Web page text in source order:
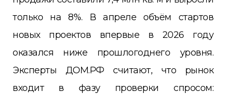
только на 8%. В апреле объём стартов
новых проектов впервые в 2026 году
оказался ниже прошлогоднего уровня.
Эксперты ДОМ.РФ считают, что рынок
входит в фазу проверки спросом: